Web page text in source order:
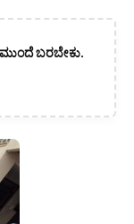
ಮುಂದೆ ಬರಬೇಕು.